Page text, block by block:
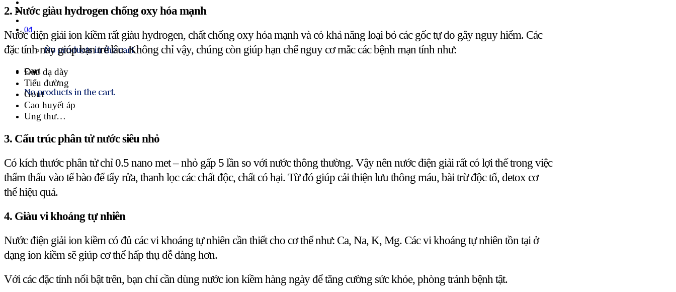
0₫
No products in the cart.
Cart
No products in the cart.
2. Nước giàu hydrogen chống oxy hóa mạnh
Nước điện giải ion kiềm rất giàu hydrogen, chất chống oxy hóa mạnh và có khả năng loại bỏ các gốc tự do gây nguy hiểm. Các
đặc tính này giúp bạn trẻ lâu. Không chỉ vậy, chúng còn giúp hạn chế nguy cơ mắc các bệnh mạn tính như:
Đau dạ dày
Tiểu đường
Gout
Cao huyết áp
Ung thư…
3. Cấu trúc phân tử nước siêu nhỏ
Có kích thước phân tử chỉ 0.5 nano met – nhỏ gấp 5 lần so với nước thông thường. Vậy nên nước điện giải rất có lợi thế trong việc
thẩm thấu vào tế bào để tẩy rửa, thanh lọc các chất độc, chất có hại. Từ đó giúp cải thiện lưu thông máu, bài trừ độc tố, detox cơ
thể hiệu quả.
4. Giàu vi khoáng tự nhiên
Nước điện giải ion kiềm có đủ các vi khoáng tự nhiên cần thiết cho cơ thể như: Ca, Na, K, Mg. Các vi khoáng tự nhiên tồn tại ở
dạng ion kiềm sẽ giúp cơ thể hấp thụ dễ dàng hơn.
Với các đặc tính nổi bật trên, bạn chỉ cần dùng nước ion kiềm hàng ngày để tăng cường sức khỏe, phòng tránh bệnh tật.